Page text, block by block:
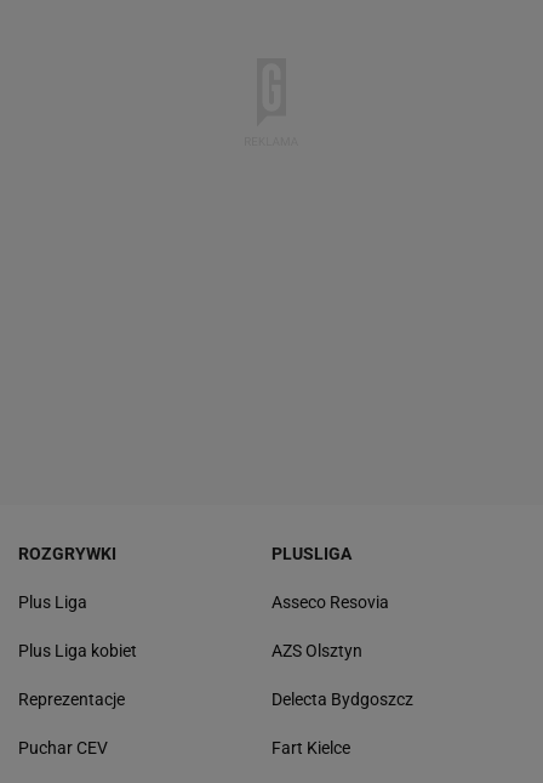
ROZGRYWKI
Plus Liga
Plus Liga kobiet
Reprezentacje
Puchar CEV
PLUSLIGA
Asseco Resovia
AZS Olsztyn
Delecta Bydgoszcz
Fart Kielce